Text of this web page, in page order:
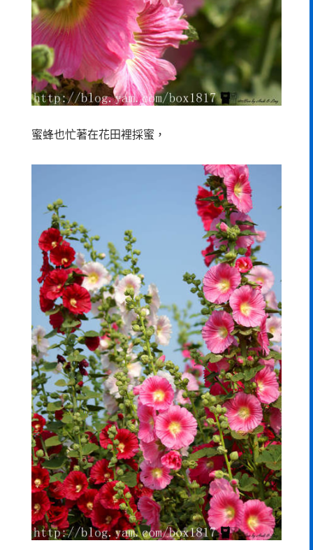
蜜蜂也忙著在花田裡採蜜，